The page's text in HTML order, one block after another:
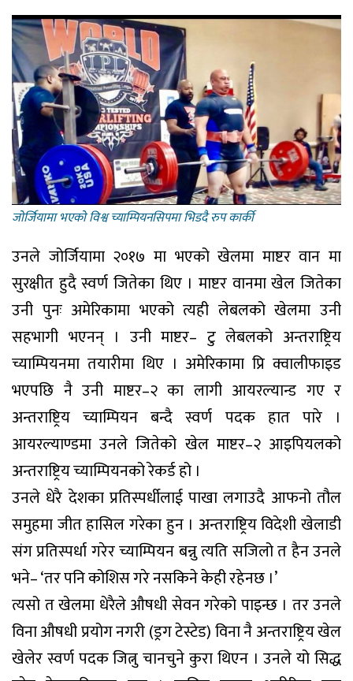
जाेर्जियामा भएकाे विश्व च्याम्पियनसिपमा भिडदै रुप कार्की
उनले जोर्जियामा २०१७ मा भएको खेलमा माष्टर वान मा
सुरक्षीत हुदै स्वर्ण जितेका थिए । माष्टर वानमा खेल जितेका
उनी पुनः अमेरिकामा भएको त्यही लेबलको खेलमा उनी
सहभागी भएनन् । उनी माष्टर– टु लेबलको अन्तराष्ट्रिय
च्याम्पियनमा तयारीमा थिए । अमेरिकामा प्रि क्वालीफाइड
भएपछि नै उनी माष्टर–२ का लागी आयरल्यान्ड गए र
अन्तराष्ट्रिय च्याम्पियन बन्दै स्वर्ण पदक हात पारे ।
आयरल्याण्डमा उनले जितेको खेल माष्टर–२ आइपियलको
अन्तराष्ट्रिय च्याम्पियनको रेकर्ड हो ।
उनले धेरै देशका प्रतिस्पर्धीलाई पाखा लगाउदै आफनो तौल
समुहमा जीत हासिल गरेका हुन । अन्तराष्ट्रिय विदेशी खेलाडी
संग प्रतिस्पर्धा गरेर च्याम्पियन बन्नु त्यति सजिलो त हैन उनले
भने– ‘तर पनि कोशिस गरे नसकिने केही रहेनछ ।’
त्यसो त खेलमा धेरैले औषधी सेवन गरेको पाइन्छ । तर उनले
विना औषधी प्रयोग नगरी (ड्रग टेस्टेड) विना नै अन्तराष्ट्रिय खेल
खेलेर स्वर्ण पदक जित्नु चानचुने कुरा थिएन । उनले यो सिद्ध